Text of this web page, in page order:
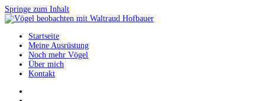
Springe zum Inhalt
Vögel beobachten mit Waltraud Hofbauer
Startseite
Meine Ausrüstung
Noch mehr Vögel
Über mich
Kontakt